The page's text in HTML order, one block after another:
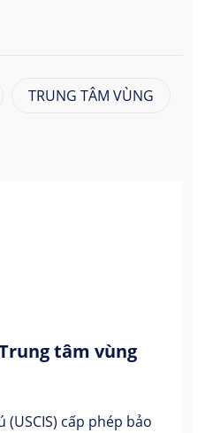
TRUNG TÂM VÙNG
tâm vùng
(USCIS) cấp phép bảo